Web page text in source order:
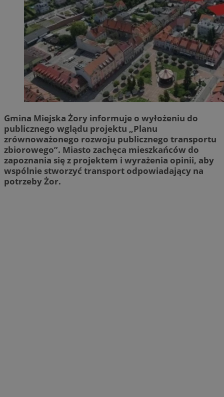
Gmina Miejska Żory informuje o wyłożeniu do
publicznego wglądu projektu „Planu
zrównoważonego rozwoju publicznego transportu
zbiorowego”. Miasto zachęca mieszkańców do
zapoznania się z projektem i wyrażenia opinii, aby
wspólnie stworzyć transport odpowiadający na
potrzeby Żor.